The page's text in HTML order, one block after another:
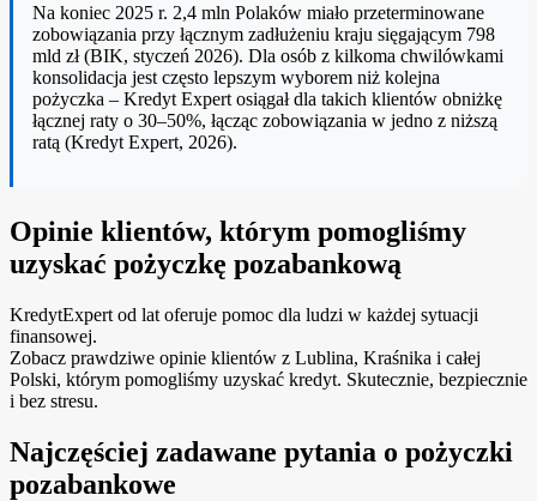
Na koniec 2025 r. 2,4 mln Polaków miało przeterminowane
zobowiązania przy łącznym zadłużeniu kraju sięgającym 798
mld zł (BIK, styczeń 2026). Dla osób z kilkoma chwilówkami
konsolidacja jest często lepszym wyborem niż kolejna
pożyczka – Kredyt Expert osiągał dla takich klientów obniżkę
łącznej raty o 30–50%, łącząc zobowiązania w jedno z niższą
ratą (Kredyt Expert, 2026).
Opinie klientów, którym pomogliśmy
uzyskać pożyczkę pozabankową
KredytExpert od lat oferuje pomoc dla ludzi w każdej sytuacji
finansowej.
Zobacz prawdziwe opinie klientów z Lublina, Kraśnika i całej
Polski, którym pomogliśmy uzyskać kredyt. Skutecznie, bezpiecznie
i bez stresu.
Najczęściej zadawane pytania o pożyczki
pozabankowe